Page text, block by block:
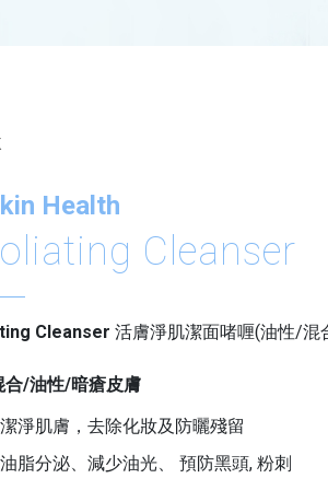
Health
Cleanser
Cleanser 活膚淨肌潔面啫喱(油性/混
合/油性/暗瘡皮膚
淨肌膚，去除化妝及防曬殘留
脂分泌、減少油光、 預防黑頭, 粉刺